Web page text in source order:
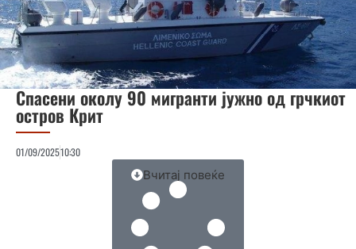
Спасени околу 90 мигранти јужно од грчкиот
остров Крит
01/09/202510:30
Вчитај повеќе